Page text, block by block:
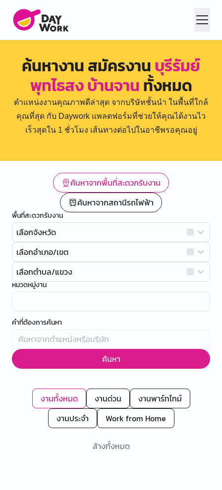
ค้นหางาน สมัครงานบุรีรัมย์
พุทไธสง บ้านจานทั้งหมด
ตำแหน่งงานคุณภาพดีล่าสุด จากบริษัทชั้นนำ ในพื้นที่ใกล้
คุณที่สุด กับ Daywork แพลตฟอร์มที่ช่วยให้คุณได้งานไว
เร็วสุดใน 1 ชั่วโมง เส้นทางต่อไปในอาชีพรอคุณอยู่
ค้นหาจากพื้นที่สะดวกรับงาน
ค้นหาจากสถานีรถไฟฟ้า
พื้นที่สะดวกรับงาน
เลือกจังหวัด
เลือกอำเภอ/เขต
เลือกตำบล/แขวง
หมวดหมู่งาน
คำที่ต้องการค้นหา
ค้นหา
งานทั้งหมด งานด่วน
งานพาร์ทไทม์
งานประจำ
Work from Home
ล้างทั้งหมด